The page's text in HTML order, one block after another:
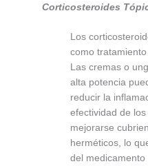
Corticosteroides
Los
como
Las cremas o
alta potencia
reducir la
efectividad de
mejorarse
herméticos, lo
del medicamento